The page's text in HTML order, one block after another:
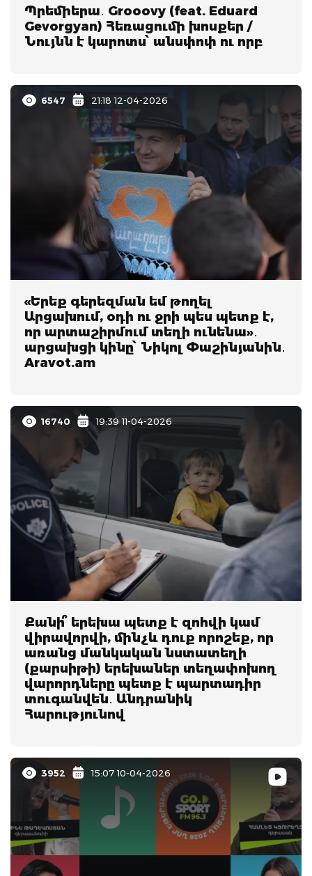
Պրեմիերա․ Grooovy (feat. Eduard
Gevorgyan) Հեռացումի խոսքեր /
Նույնն է կարոտս՝ անսփոփ ու որբ
6547 21:18 12-04-2026
«Երեք գերեզման եմ թողել
Արցախում, օդի ու ջրի պես պետք է,
որ արտաշիրմում տեղի ունենա»․
արցախցի կինը՝ Նիկոլ Փաշինյանին․
Aravot.am
16740 19:39 11-04-2026
Քանի՞ երեխա պետք է զոհվի կամ
վիրավորվի, մինչև դուք որոշեք, որ
առանց մանկական նստատեղի
(քարսիթի) երեխաներ տեղափոխող
վարորդները պետք է պարտադիր
տուգանվեն․ Անդրանիկ
Հարությունով
3952 15:07 10-04-2026